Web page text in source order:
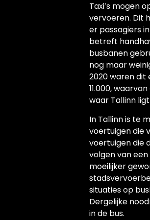
Taxi’s mogen
vervoeren. Dit
er passagiers
betreft
busbanen
nog maar
2020 waren dit
11.000,
waar Tallinn ligt.
In Tallinn is te
voertuigen die
voertuigen die
volgen van
moeilijker
situaties op
Dergelijke
in de bus.